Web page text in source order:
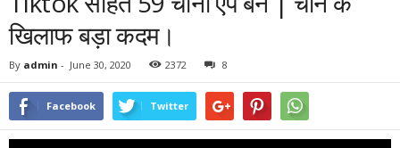
खिलाफ बड़ा कदम।
By admin - June 30, 2020 2372 8
Facebook Twitter